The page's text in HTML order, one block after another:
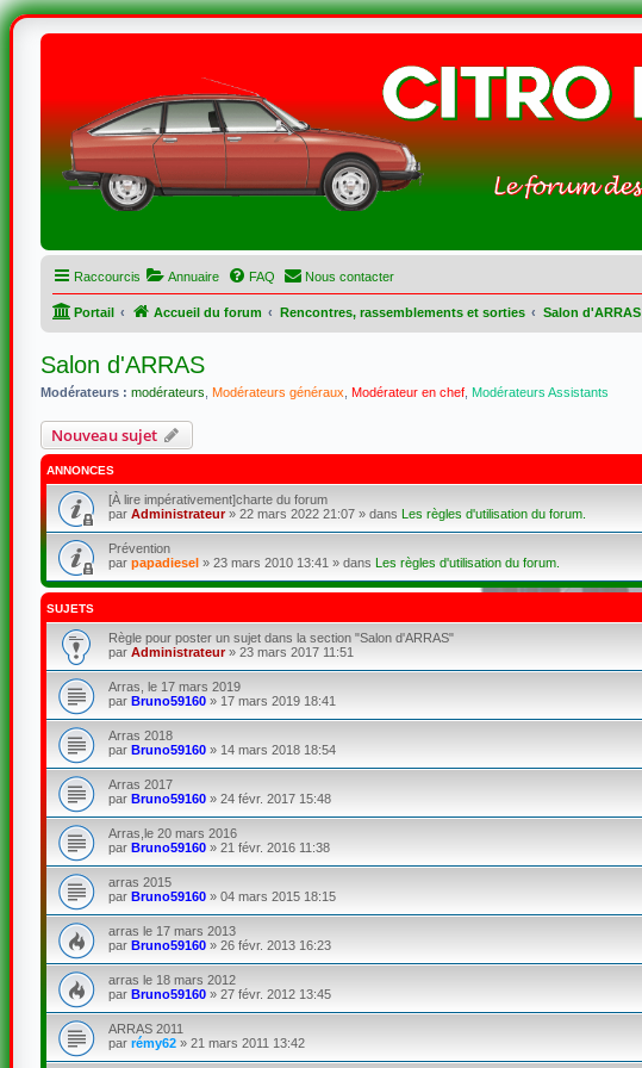
Raccourcis Annuaire FAQ Nous contacter
Portail Accueil du forum Rencontres, rassemblements et sorties Salon d'ARRAS
Salon d'ARRAS
Modérateurs : modérateurs Modérateurs généraux Modérateur en chef, Modérateurs Assistants
Nouveau sujet
ANNONCES
[À lire impérativement]charte du forum
par Administrateur» 22 mars 2022 21:07» dans Les règles d'utilisation du forum.
Prévention
par papadiesel» 23 mars 2010 13:41 » dans Les règles d'utilisation du forum.
SUJETS
Règle pour poster un sujet dans la section "Salon d'ARRAS"
par Administrateur» 23 mars 2017 11:51
Arras, le 17 mars 2019
par Bruno59160» 17 mars 2019 18:41
Arras 2018
par Bruno59160» 14 mars 2018 18:54
Arras 2017
par Bruno59160» 24 févr. 2017 15:48
Arras,le 20 mars 2016
par Bruno59160» 21 févr. 2016 11:38
arras 2015
par Bruno59160» 04 mars 2015 18:15
arras le 17 mars 2013
par Bruno59160» 26 févr. 2013 16:23
arras le 18 mars 2012
par Bruno59160» 27 févr. 2012 13:45
ARRAS 2011
par rémy62» 21 mars 2011 13:42